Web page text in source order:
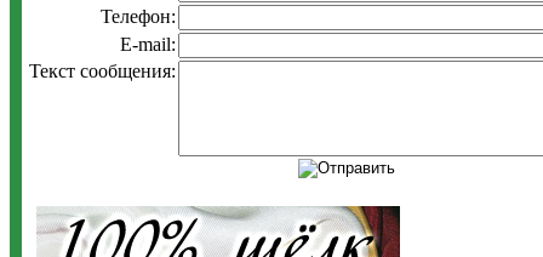
Телефон:
E-mail:
Текст сообщения: